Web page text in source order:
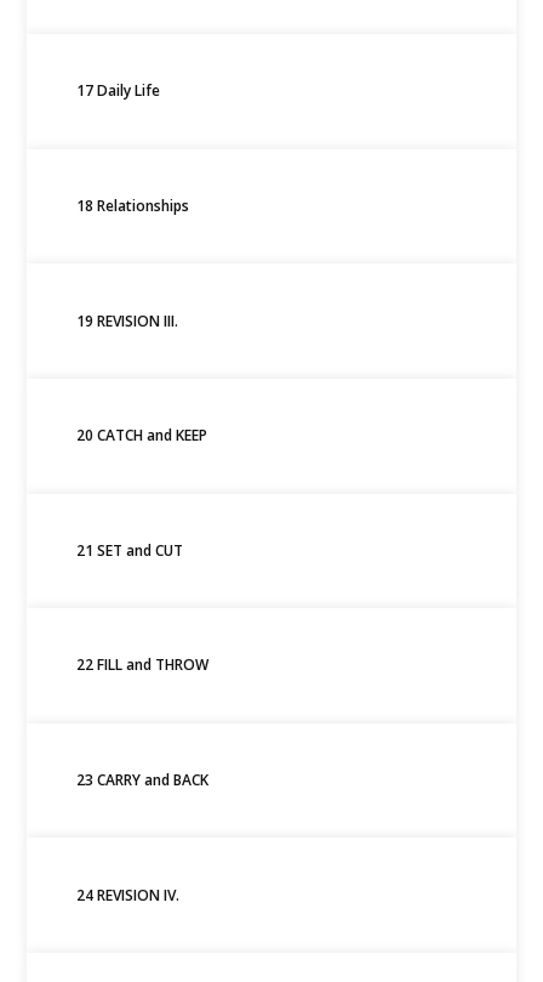
17 Daily Life
18 Relationships
19 REVISION III.
20 CATCH and KEEP
21 SET and CUT
22 FILL and THROW
23 CARRY and BACK
24 REVISION IV.